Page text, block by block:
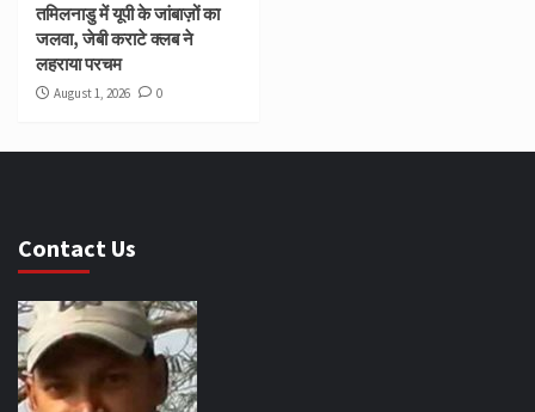
तमिलनाडु में यूपी के जांबाज़ों का
जलवा, जेबी कराटे क्लब ने
लहराया परचम
August 1, 2026 0
Contact Us